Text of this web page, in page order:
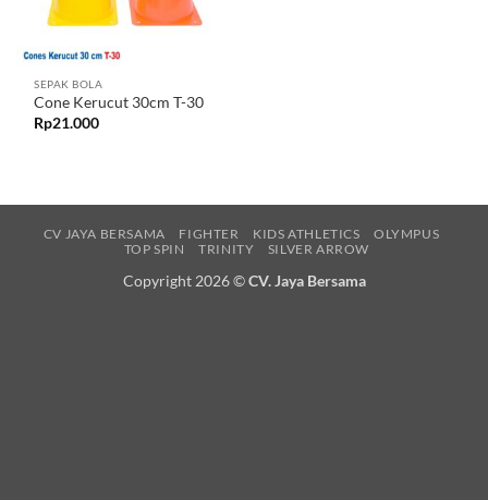
SEPAK BOLA
Cone Kerucut 30cm T-30
Rp21.000
CV JAYA BERSAMA FIGHTER KIDS ATHLETICS
OLYMPUS
TOP SPIN
TRINITY SILVER ARROW
Copyright 2026 ©CV. Jaya Bersama